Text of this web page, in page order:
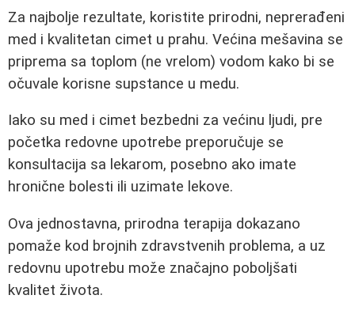
Za najbolje rezultate, koristite prirodni, neprerađeni
med i kvalitetan cimet u prahu. Većina mešavina se
priprema sa toplom (ne vrelom) vodom kako bi se
očuvale korisne supstance u medu.
Iako su med i cimet bezbedni za većinu ljudi, pre
početka redovne upotrebe preporučuje se
konsultacija sa lekarom, posebno ako imate
hronične bolesti ili uzimate lekove.
Ova jednostavna, prirodna terapija dokazano
pomaže kod brojnih zdravstvenih problema, a uz
redovnu upotrebu može značajno poboljšati
kvalitet života.